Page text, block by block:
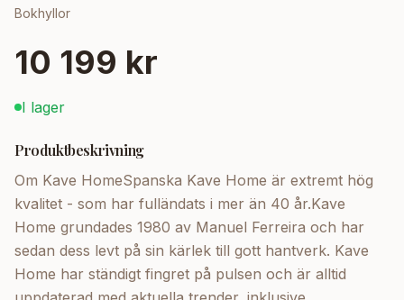
Bokhyllor
10 199 kr
I lager
Produktbeskrivning
Om Kave HomeSpanska Kave Home är extremt hög
kvalitet - som har fulländats i mer än 40 år.Kave
Home grundades 1980 av Manuel Ferreira och har
sedan dess levt på sin kärlek till gott hantverk. Kave
Home har ständigt fingret på pulsen och är alltid